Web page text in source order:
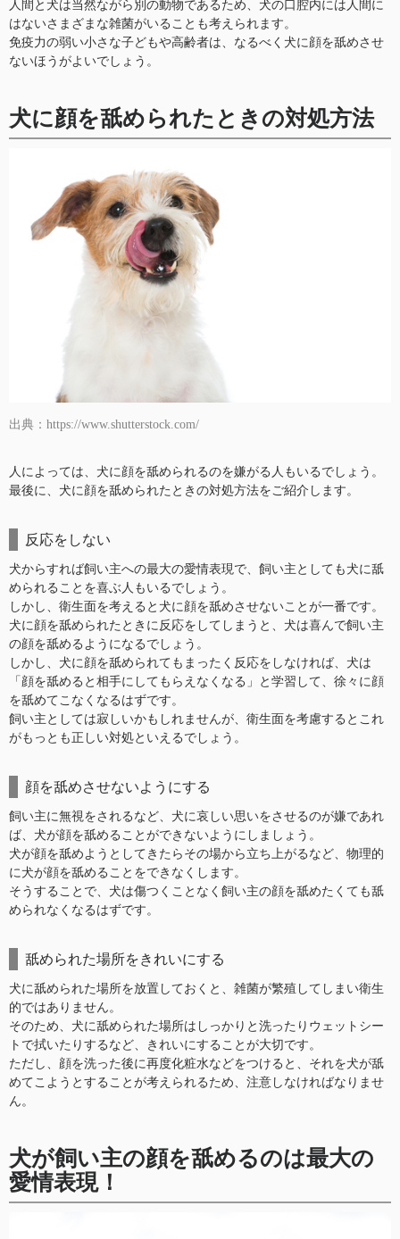
人間と犬は当然ながら別の動物であるため、犬の口腔内には人間に
はないさまざまな雑菌がいることも考えられます。
免疫力の弱い小さな子どもや高齢者は、なるべく犬に顔を舐めさせ
ないほうがよいでしょう。
犬に顔を舐められたときの対処方法
出典：https://www.shutterstock.com/
人によっては、犬に顔を舐められるのを嫌がる人もいるでしょう。
最後に、犬に顔を舐められたときの対処方法をご紹介します。
反応をしない
犬からすれば飼い主への最大の愛情表現で、飼い主としても犬に舐
められることを喜ぶ人もいるでしょう。
しかし、衛生面を考えると犬に顔を舐めさせないことが一番です。
犬に顔を舐められたときに反応をしてしまうと、犬は喜んで飼い主
の顔を舐めるようになるでしょう。
しかし、犬に顔を舐められてもまったく反応をしなければ、犬は
「顔を舐めると相手にしてもらえなくなる」と学習して、徐々に顔
を舐めてこなくなるはずです。
飼い主としては寂しいかもしれませんが、衛生面を考慮するとこれ
がもっとも正しい対処といえるでしょう。
顔を舐めさせないようにする
飼い主に無視をされるなど、犬に哀しい思いをさせるのが嫌であれ
ば、犬が顔を舐めることができないようにしましょう。
犬が顔を舐めようとしてきたらその場から立ち上がるなど、物理的
に犬が顔を舐めることをできなくします。
そうすることで、犬は傷つくことなく飼い主の顔を舐めたくても舐
められなくなるはずです。
舐められた場所をきれいにする
犬に舐められた場所を放置しておくと、雑菌が繁殖してしまい衛生
的ではありません。
そのため、犬に舐められた場所はしっかりと洗ったりウェットシー
トで拭いたりするなど、きれいにすることが大切です。
ただし、顔を洗った後に再度化粧水などをつけると、それを犬が舐
めてこようとすることが考えられるため、注意しなければなりませ
ん。
犬が飼い主の顔を舐めるのは最大の
愛情表現！